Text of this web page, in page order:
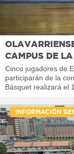
CAMPUS DE
Cinco jugadores de
participarán de la
Básquet realizará el
INFORMACIÓN